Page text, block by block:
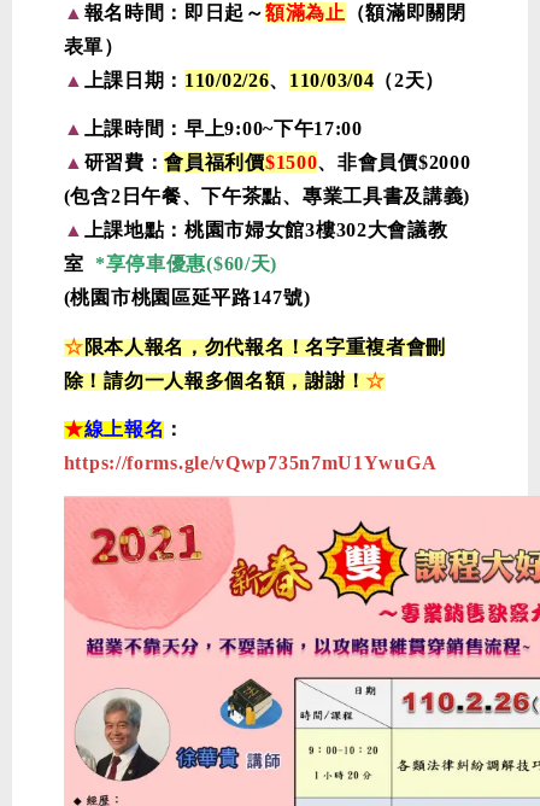
▲ 報名時間：即日起～額滿為止 （額滿即關閉
表單）
▲
上課日期： 110/02/26、 110/03/04 （2天）
▲ 上課時間： 早上9:00~下午17:00
▲ 研習費：會員福利價$1500、非會員價$2000
(包含2日午餐、下午茶點、專業工具書及講義)
▲
上課地點：桃園市婦女館3樓302大會議教
室
*享停車優惠($60/天)
(桃園市桃園區延平路147號)
☆限本人報名，勿代報名！名字重複者會刪
除！請勿一人報多個名額，謝謝！☆
★線上報名 ：
https://forms.gle/vQwp735n7mU1YwuGA